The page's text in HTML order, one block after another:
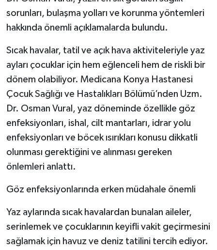
sorunları, bulaşma yolları ve korunma yöntemleri
hakkında önemli açıklamalarda bulundu.
Sıcak havalar, tatil ve açık hava aktiviteleriyle yaz
ayları çocuklar için hem eğlenceli hem de riskli bir
dönem olabiliyor. Medicana Konya Hastanesi
Çocuk Sağlığı ve Hastalıkları Bölümü’nden Uzm.
Dr. Osman Vural, yaz döneminde özellikle göz
enfeksiyonları, ishal, cilt mantarları, idrar yolu
enfeksiyonları ve böcek ısırıkları konusu dikkatli
olunması gerektiğini ve alınması gereken
önlemleri anlattı.
Göz enfeksiyonlarında erken müdahale önemli
Yaz aylarında sıcak havalardan bunalan aileler,
serinlemek ve çocuklarının keyifli vakit geçirmesini
sağlamak için havuz ve deniz tatilini tercih ediyor.